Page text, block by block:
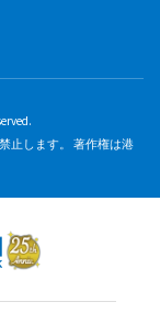
止します。 著作権は港